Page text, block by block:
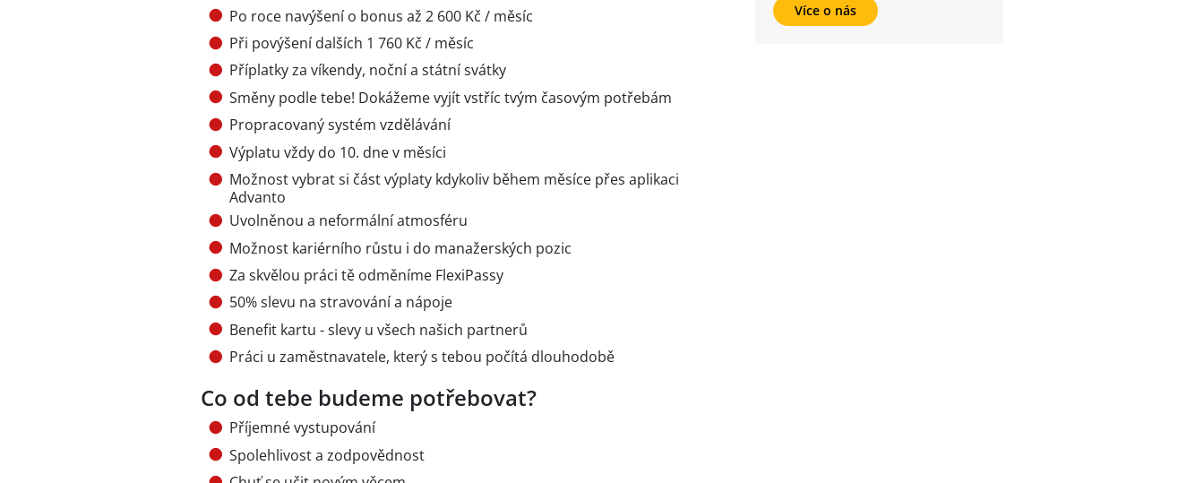
Více o nás
Po roce navýšení o bonus až 2 600 Kč / měsíc
Při povýšení dalších 1 760 Kč / měsíc
Příplatky za víkendy, noční a státní svátky
Směny podle tebe! Dokážeme vyjít vstříc tvým časovým potřebám
Propracovaný systém vzdělávání
Výplatu vždy do 10. dne v měsíci
Možnost vybrat si část výplaty kdykoliv během měsíce přes aplikaci
Advanto
Uvolněnou a neformální atmosféru
Možnost kariérního růstu i do manažerských pozic
Za skvělou práci tě odměníme FlexiPassy
50% slevu na stravování a nápoje
Benefit kartu - slevy u všech našich partnerů
Práci u zaměstnavatele, který s tebou počítá dlouhodobě
Co od tebe budeme potřebovat?
Příjemné vystupování
Spolehlivost a zodpovědnost